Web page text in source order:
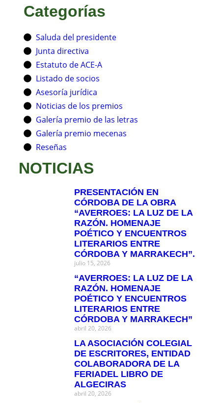
Categorías
Saluda del presidente
Junta directiva
Estatuto de ACE-A
Listado de socios
Asesoría jurídica
Noticias de los premios
Galería premio de las letras
Galería premio mecenas
Reseñas
NOTICIAS
PRESENTACIÓN EN
CÓRDOBA DE LA OBRA
“AVERROES: LA LUZ DE LA
RAZÓN. HOMENAJE
POÉTICO Y ENCUENTROS
LITERARIOS ENTRE
CÓRDOBA Y MARRAKECH”.
julio 15, 2026
“AVERROES: LA LUZ DE LA
RAZÓN. HOMENAJE
POÉTICO Y ENCUENTROS
LITERARIOS ENTRE
CÓRDOBA Y MARRAKECH”
abril 20, 2026
LA ASOCIACIÓN COLEGIAL
DE ESCRITORES, ENTIDAD
COLABORADORA DE LA
FERIADEL LIBRO DE
ALGECIRAS
abril 20, 2026